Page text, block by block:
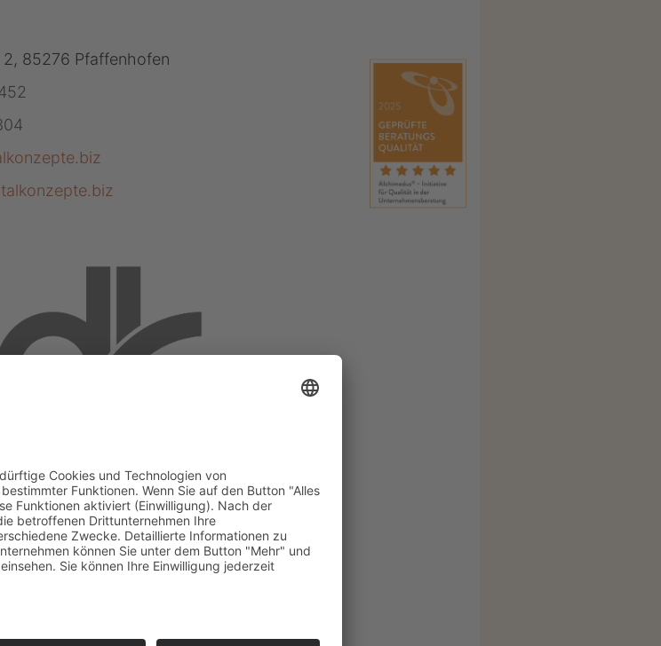
2, 85276 Pfaffenhofen
Rahmen des Qualifizierungschancengesetz